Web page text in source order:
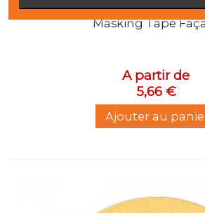
Masking Tape
A partir de
5,66 €
Ajouter au